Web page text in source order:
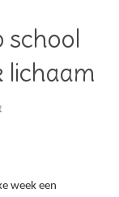
school
lichaam
week een